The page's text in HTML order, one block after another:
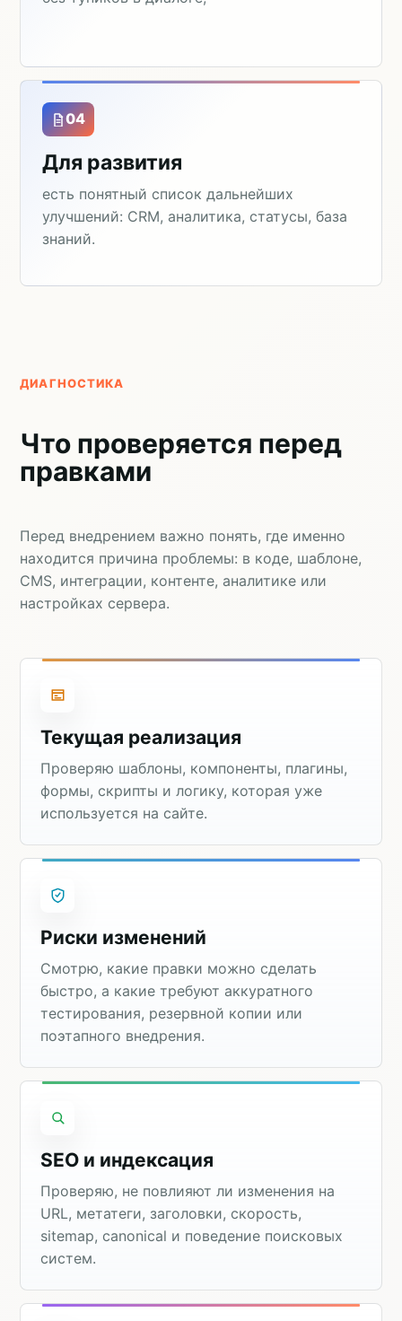
04
Для развития
есть понятный список дальнейших
улучшений: CRM, аналитика, статусы, база
знаний.
ДИАГНОСТИКА
Что проверяется перед
правками
Перед внедрением важно понять, где именно
находится причина проблемы: в коде, шаблоне,
CMS, интеграции, контенте, аналитике или
настройках сервера.
Текущая реализация
Проверяю шаблоны, компоненты, плагины,
формы, скрипты и логику, которая уже
используется на сайте.
Риски изменений
Смотрю, какие правки можно сделать
быстро, а какие требуют аккуратного
тестирования, резервной копии или
поэтапного внедрения.
SEO и индексация
Проверяю, не повлияют ли изменения на
URL, метатеги, заголовки, скорость,
sitemap, canonical и поведение поисковых
систем.